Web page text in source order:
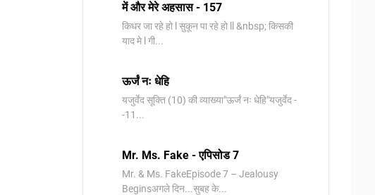
में और मेरे अहसास - 157
किधर जा रहे हो l सुकून पा रहे हो ll &nbsp; किसकी
याद मे l गी...
ऊर्जं नः धेहि
यजुर्वेद सूक्ति (10) की व्याख्या"ऊर्जं नः धेहि"यजुर्वेद -
-11...
Mr. Ms. Fake - एपिसोड 7
Mr. & Ms. FakeEpisode 7 – Jealousy
Beginsअगले दिन...सुबह के...